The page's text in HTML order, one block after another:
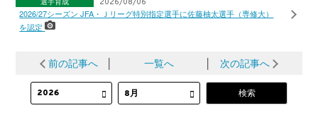
2026/08/06
2026/27シーズン JFA・Ｊリーグ特別指定選手に佐藤柚太選手（専修大）
を認定
前の記事へ 一覧へ 次の記事へ